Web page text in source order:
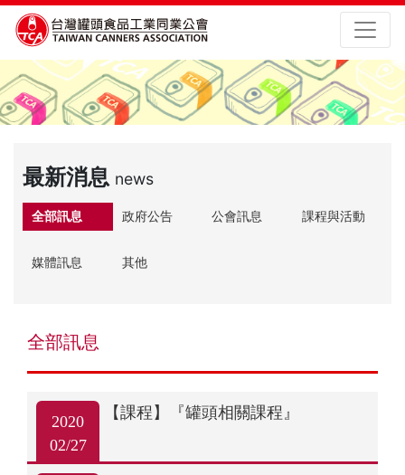
最新消息 news
全部訊息 政府公告 公會訊息 課程與活動
媒體訊息 其他
全部訊息
2020
02/27
【課程】『罐頭相關課程』